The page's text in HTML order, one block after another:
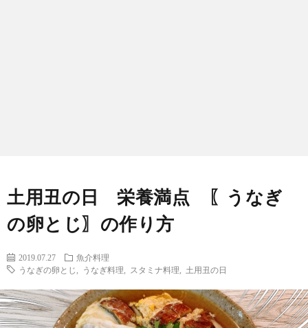
土用丑の日 栄養満点 〖うなぎ
の卵とじ〗の作り方
2019.07.27
魚介料理
うなぎの卵とじ
うなぎ料理 スタミナ料理 土用丑の日